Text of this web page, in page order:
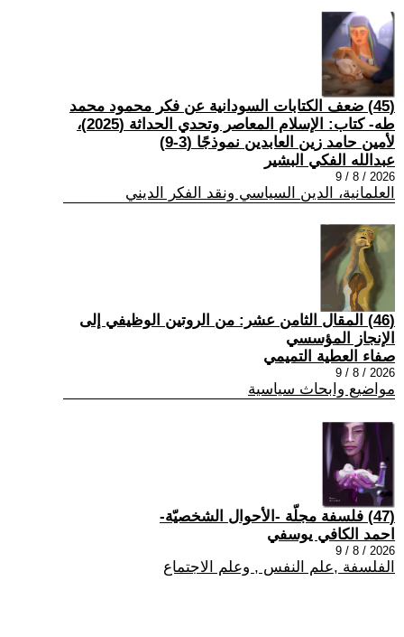
(45) ضعف الكتابات السودانية عن فكر محمود محمد
طه- كتاب: الإسلام المعاصر وتحدي الحداثة (2025)،
لأمين حامد زين العابدين نموذجًا (3-9)
عبدالله الفكي البشير
2026 / 8 / 9
العلمانية، الدين السياسي ونقد الفكر الديني
(46) المقال الثامن عشر: من الروتين الوظيفي إلى
الإنجاز المؤسسي
صفاء العطية التميمي
2026 / 8 / 9
مواضيع وابحاث سياسية
(47) فلسفة مجلّة -الأحوال الشخصيّة-
احمد الكافي يوسفي
2026 / 8 / 9
الفلسفة ,علم النفس , وعلم الاجتماع